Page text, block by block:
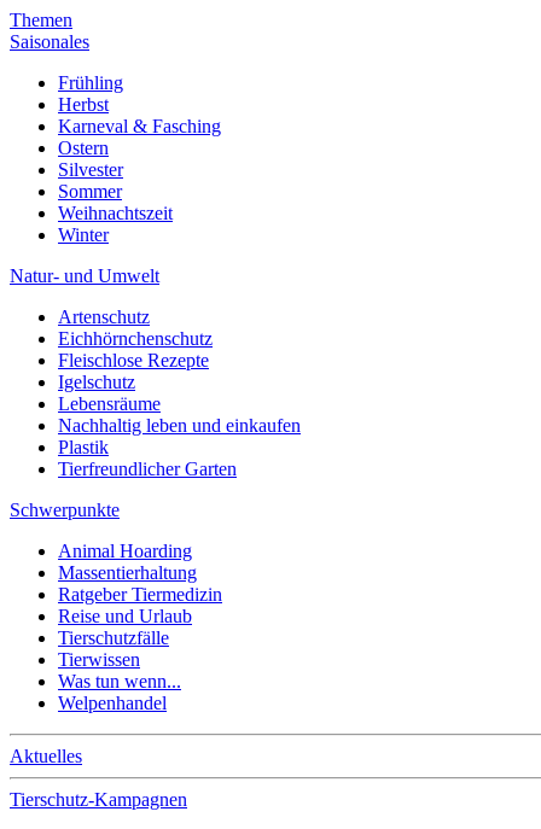
Themen
Saisonales
Frühling
Herbst
Karneval & Fasching
Ostern
Silvester
Sommer
Weihnachtszeit
Winter
Natur- und Umwelt
Artenschutz
Eichhörnchenschutz
Fleischlose Rezepte
Igelschutz
Lebensräume
Nachhaltig leben und einkaufen
Plastik
Tierfreundlicher Garten
Schwerpunkte
Animal Hoarding
Massentierhaltung
Ratgeber Tiermedizin
Reise und Urlaub
Tierschutzfälle
Tierwissen
Was tun wenn...
Welpenhandel
Aktuelles
Tierschutz-Kampagnen